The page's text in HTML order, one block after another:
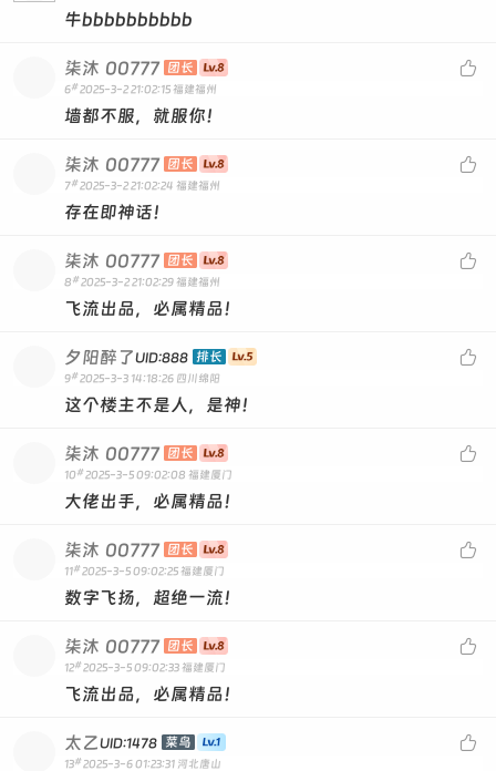
牛bbbbbbbbbb

柒沐 00777 团长
6# 2025-3-2 21:02:15 福建福州
墙都不服，就服你！

柒沐 00777 团长
7# 2025-3-2 21:02:24 福建福州
存在即神话！

柒沐 00777 团长
8 # 2025-3-2 21:02:29 福建福州
飞流出品，必属精品！

夕阳醉了UID:888 排长
9# 2025-3-3 14:18:26 四川绵阳
这个楼主不是人，是神！

柒沐 00777 团长
10 # 2025-3-5 09:02:08 福建厦门
大佬出手，必属精品！

柒沐 00777 团长
11# 2025-3-5 09:02:25 福建厦门
数字飞扬，超绝一流！

柒沐 00777 团长
12# 2025-3-5 09:02:33 福建厦门
飞流出品，必属精品！

太乙UID:1478 菜鸟
13# 2025-3-6 01:23:31 河北唐山